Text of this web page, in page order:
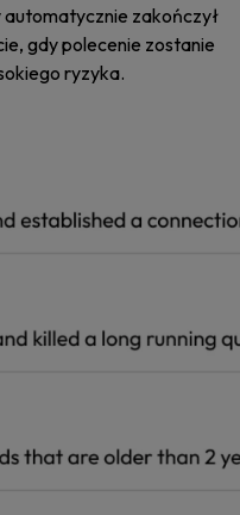
zakończył
gdy polecenie zostanie
ryzyka.